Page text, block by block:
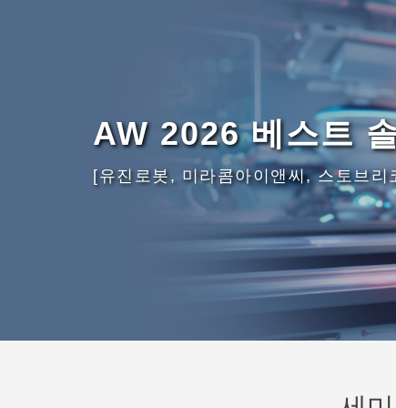
AW 2026 베스트
[유진로봇, 미라콤아이앤씨, 스토브리